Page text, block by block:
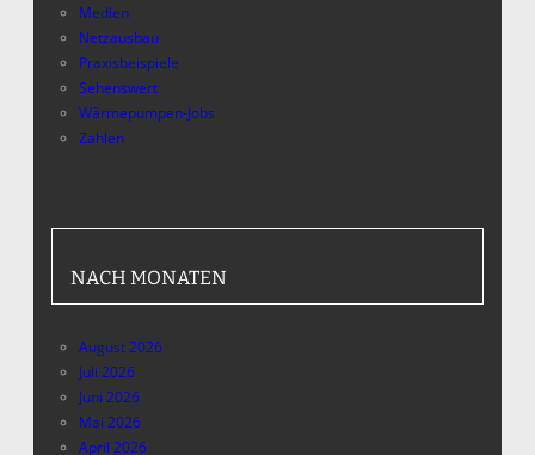
Medien
Netzausbau
Praxisbeispiele
Sehenswert
Wärmepumpen-Jobs
Zahlen
NACH MONATEN
August 2026
Juli 2026
Juni 2026
Mai 2026
April 2026